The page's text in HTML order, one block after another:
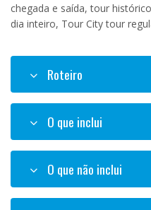
chegada e saída, tour
dia inteiro, Tour City tour
Roteiro
O que inclui
O que não inclui